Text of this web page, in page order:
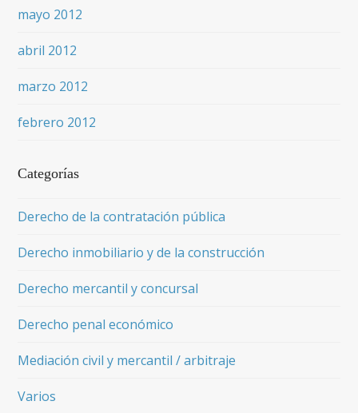
mayo 2012
abril 2012
marzo 2012
febrero 2012
Categorías
Derecho de la contratación pública
Derecho inmobiliario y de la construcción
Derecho mercantil y concursal
Derecho penal económico
Mediación civil y mercantil / arbitraje
Varios